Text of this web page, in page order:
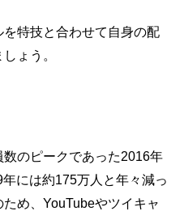
特技と合わせて自身の配
ょう。
のピークであった2016年
には約175万人と年々減っ
め、YouTubeやツイキャ